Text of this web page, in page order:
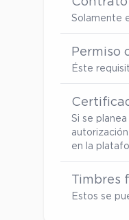
Solamente
Permiso
Éste
Si se
en la
Timbres
Estos se